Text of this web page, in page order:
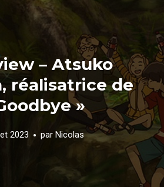
– Atsuko
réalisatrice de
»
2023 par Nicolas